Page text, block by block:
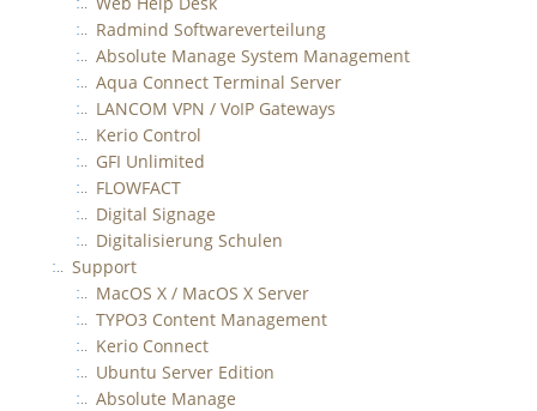
Radmind Softwareverteilung
Absolute Manage System Management
Aqua Connect Terminal Server
LANCOM VPN / VoIP Gateways
Kerio Control
GFI Unlimited
FLOWFACT
Digital Signage
Digitalisierung Schulen
Support
MacOS X / MacOS X Server
TYPO3 Content Management
Kerio Connect
Ubuntu Server Edition
Absolute Manage